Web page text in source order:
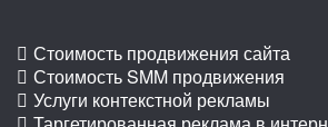
Стоимость продвижения сайта
Стоимость SMM продвижения
Услуги контекстной рекламы